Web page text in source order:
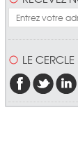
LE CERCLE